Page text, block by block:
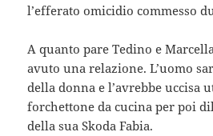
l’efferato omicidio commesso
A quanto pare Tedino e
avuto una relazione. L’uomo
della donna e l’avrebbe uccisa
forchettone da cucina per poi
della sua Skoda Fabia.